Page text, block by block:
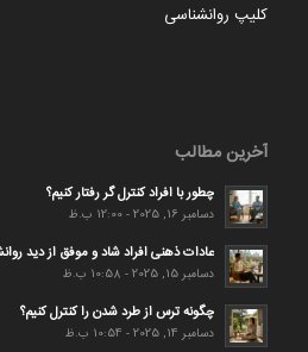
کلیپ روانشناسی
آخرین مطالب
چطور با افراد کنترل گر رفتار کنیم؟
دسامبر 16, 2025 - 12:00 ب.ظ
عادات ذهنی افراد شاد و موفق از دید
دسامبر 15, 2025 - 10:58 ب.ظ
چگونه ترس از طرد شدن را کنترل کنیم؟
دسامبر 14, 2025 - 10:54 ب.ظ